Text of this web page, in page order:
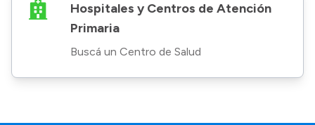
Hospitales y Centros de Atención
Primaria
Buscá un Centro de Salud